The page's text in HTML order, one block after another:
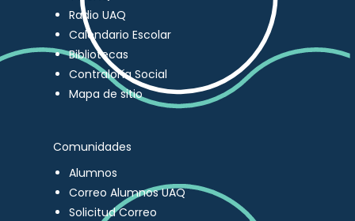
Radio UAQ
Calendario Escolar
Bibliotecas
Contraloría Social
Mapa de sitio
Comunidades
Alumnos
Correo Alumnos UAQ
Solicitud Correo